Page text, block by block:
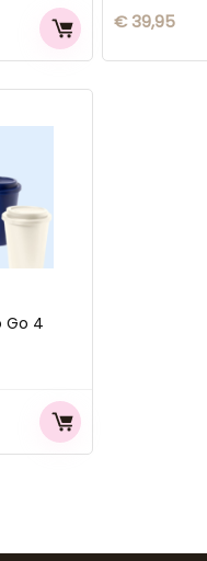
€39,95
Go 4